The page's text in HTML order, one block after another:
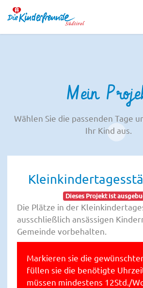
Mein
Wählen Sie die passenden Tage
Ihr Kind aus.
Dieses Projekt ist
Die Plätze in der
ausschließlich ansässigen
Gemeinde vorbehalten.
Markieren sie die
füllen sie die benötigte
müssen mindestens 12Std./